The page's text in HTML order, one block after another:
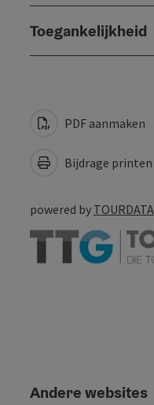
Toegankelijkheid
PDF aanmaken
Bijdrage printen
powered by TOURDATA
Andere websites